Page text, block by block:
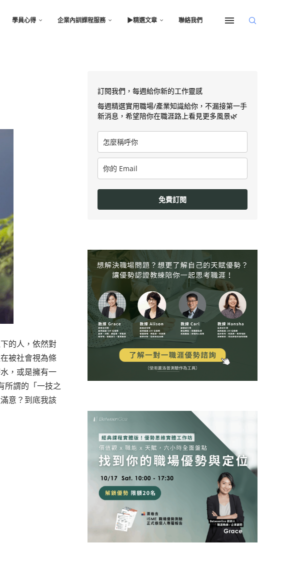
學員心得 企業內訓課程服務 ▶︎精選文章 聯絡我們
的人，依然對
被社會視為條
，或是擁有一
所謂的「一技之
意？到底我該
訂閱我們，每週給你新的工作靈感
每週精選實用職場/產業知識給你，不漏接第一手
新消息，希望陪你在職涯路上看見更多風景🌿
免費訂閱